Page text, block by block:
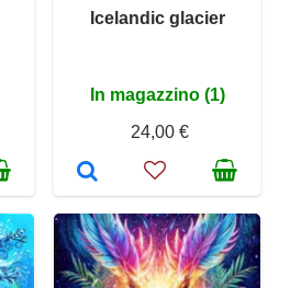
Icelandic glacier
In magazzino (1)
24,00 €